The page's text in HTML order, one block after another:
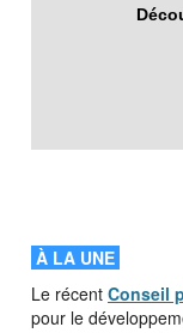
À LA UNE
Le récent Conseil
pour le